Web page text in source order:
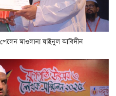
মাওলানা যাইনুল আবিদীন